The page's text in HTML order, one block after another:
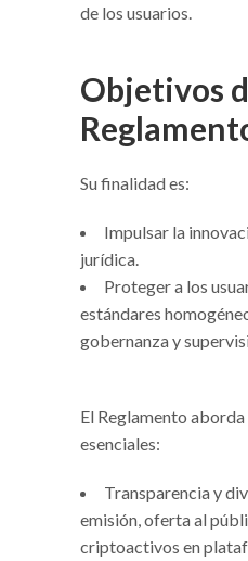
de los usuarios.
Objetivos
Su finalidad es:
Impulsar la
jurídica.
Proteger a los
estándares
gobernanza y
El Reglamento aborda
esenciales:
Transparencia y
emisión, oferta al
criptoactivos en